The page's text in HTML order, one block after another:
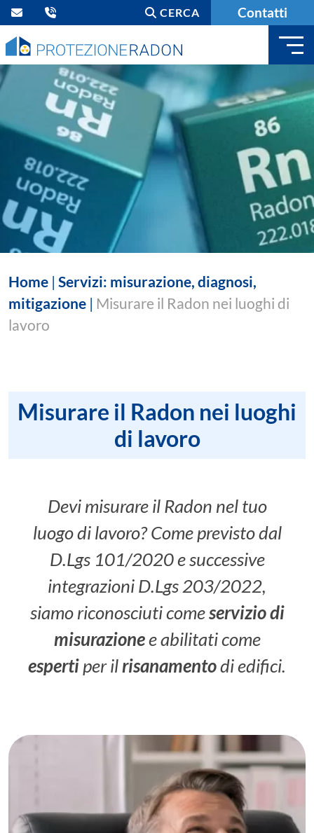
CERCA Contatti
Home | Servizi: misurazione, diagnosi,
mitigazione | Misurare il Radon nei luoghi di
lavoro
Misurare il Radon nei luoghi
di lavoro
Devi misurare il Radon nel tuo
luogo di lavoro? Come previsto dal
D.Lgs 101/2020 e successive
integrazioni D.Lgs 203/2022,
siamo riconosciuti comeservizio di
misurazionee abilitati come
esperti per il risanamentodi edifici.